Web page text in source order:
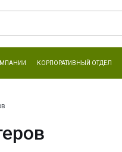
КОРПОРАТИВНЫЙ ОТДЕЛ